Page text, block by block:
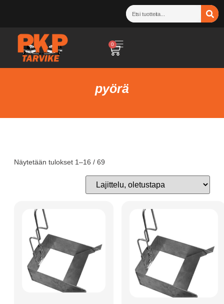
0
pyörä
Näytetään tulokset 1–16 / 69